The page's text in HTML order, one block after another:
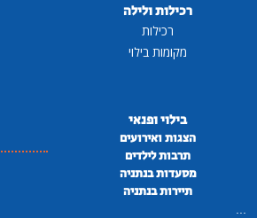
רכילות ולילה
רכילות
מקומות בילוי
בילוי ופנאי
הצגות ואירועים
תרבות לילדים
מסעדות בנתניה
תיירות בנתניה
...